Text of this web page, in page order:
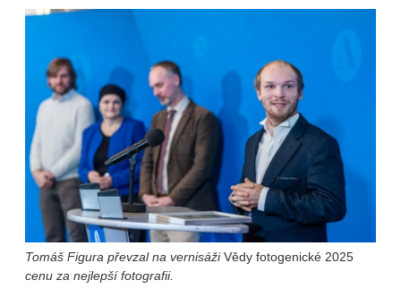
Tomáš Figura převzal na vernisážiVědy fotogenické 2025
cenu za nejlepší fotografii.